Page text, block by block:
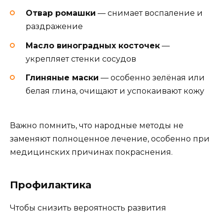
Отвар ромашки — снимает воспаление и
раздражение
Масло виноградных косточек —
укрепляет стенки сосудов
Глиняные маски — особенно зелёная или
белая глина, очищают и успокаивают кожу
Важно помнить, что народные методы не
заменяют полноценное лечение, особенно при
медицинских причинах покраснения.
Профилактика
Чтобы снизить вероятность развития